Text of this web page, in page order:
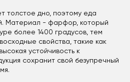
толстое дно, поэтому еда
Материал - фарфор, который
более 1400 градусов, тем
свойства, такие как
устойчивость к
сохранит свой безупречный